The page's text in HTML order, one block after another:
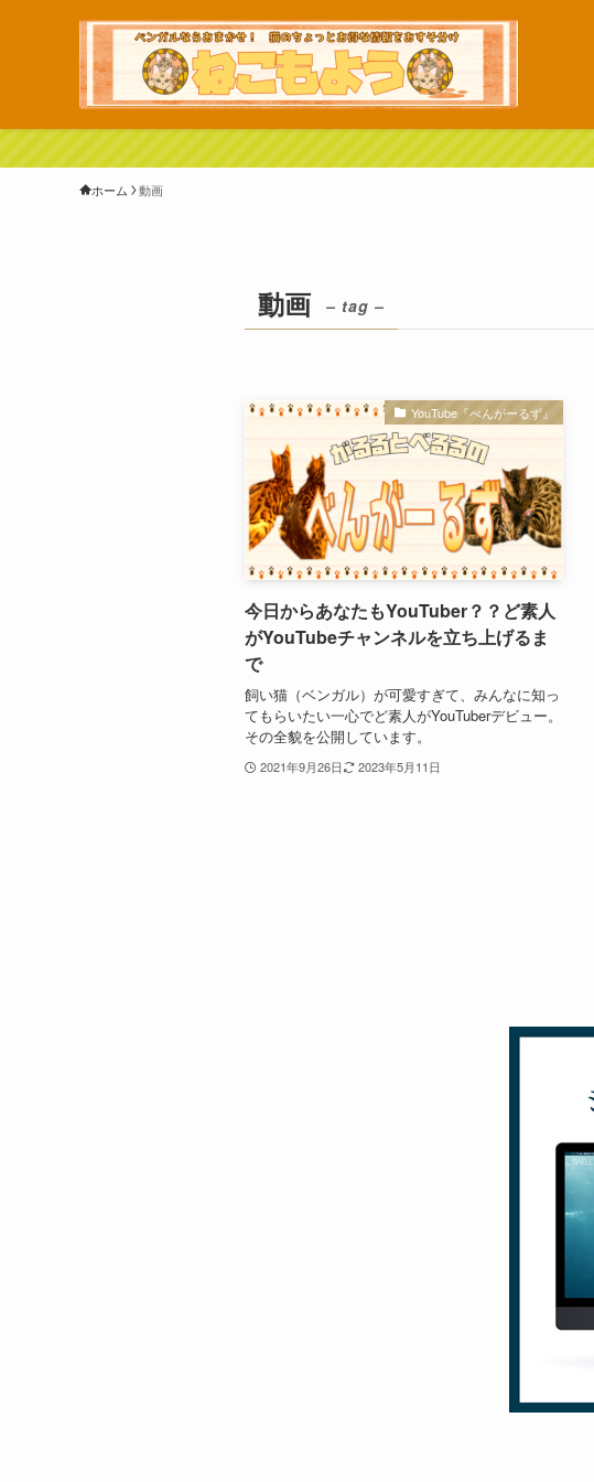
ホーム 動画
動画 – tag –
YouTube『べんがーるず』
今日からあなたもYouTuber？？ど素人
がYouTubeチャンネルを立ち上げるま
で
飼い猫（ベンガル）が可愛すぎて、みんなに知っ
てもらいたい一心でど素人がYouTuberデビュー。
その全貌を公開しています。
2021年9月26日 2023年5月11日